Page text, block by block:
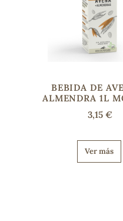
BEBIDA DE
ALMENDRA 1L
3,15 €
Ver más